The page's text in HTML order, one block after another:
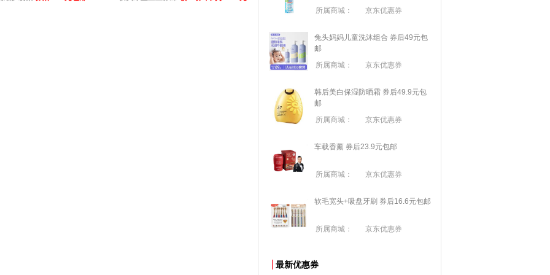
所属商城：
京东优惠券
兔头妈妈儿童洗沐组合 券后49元包
邮
所属商城：
京东优惠券
韩后美白保湿防晒霜 券后49.9元包
邮
所属商城：
京东优惠券
车载香薰 券后23.9元包邮
所属商城： 京东优惠券
软毛宽头+吸盘牙刷 券后16.6元包邮
所属商城： 京东优惠券
最新优惠券